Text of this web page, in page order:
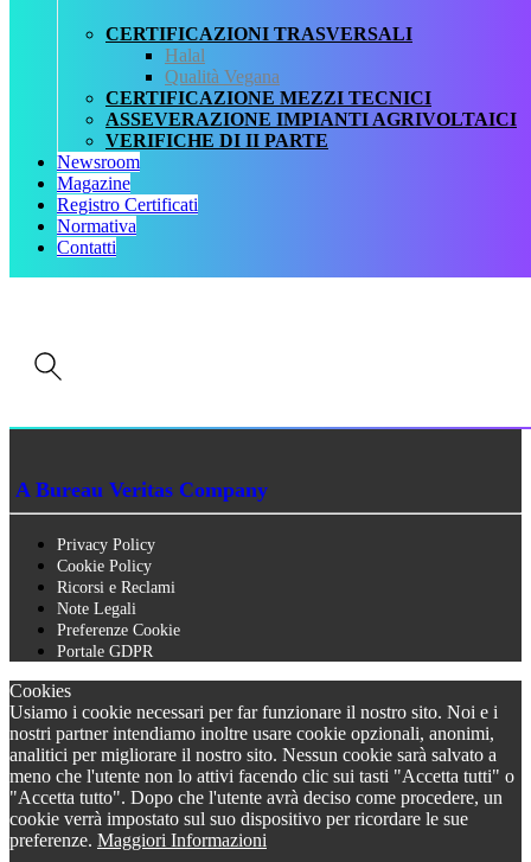
CERTIFICAZIONI TRASVERSALI
Halal
Qualità Vegana
CERTIFICAZIONE MEZZI TECNICI
ASSEVERAZIONE IMPIANTI AGRIVOLTAICI
VERIFICHE DI II PARTE
Newsroom
Magazine
Registro Certificati
Normativa
Contatti
BIOLOGICA
HALAL
ISO 16128
MEZZI TECNICI
QUALITÀ VEGANA
RISTORAZIONE BIO
SQNPI
QCertificazioni S.r.l. a socio unico
P.IVA n. 01273640522
A Bureau Veritas Company
Privacy Policy
Cookie Policy
Ricorsi e Reclami
Note Legali
Preferenze Cookie
Portale GDPR
Cookies
Usiamo i cookie necessari per far funzionare il nostro sito. Noi e i
nostri partner intendiamo inoltre usare cookie opzionali, anonimi,
analitici per migliorare il nostro sito. Nessun cookie sarà salvato a
meno che l'utente non lo attivi facendo clic sui tasti "Accetta tutti" o
"Accetta tutto". Dopo che l'utente avrà deciso come procedere, un
cookie verrà impostato sul suo dispositivo per ricordare le sue
preferenze. Maggiori Informazioni